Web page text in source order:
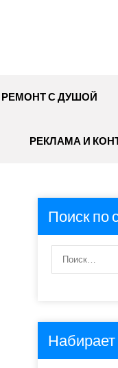
РЕМОНТ С ДУШОЙ
РЕКЛАМА И
Поиск по
Набирает